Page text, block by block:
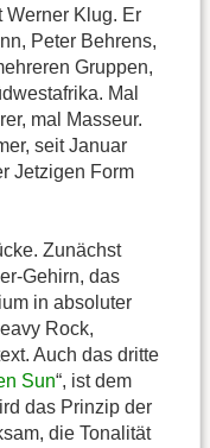
Werner Klug. Er
Peter Behrens,
Gruppen,
Mal
mal Masseur.
seit Januar
Jetzigen Form
Zunächst
Gehirn, das
in absoluter
Rock,
Auch das dritte
Sun“, ist dem
das Prinzip der
die Tonalität